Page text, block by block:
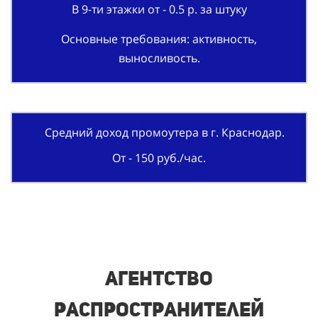
В 9-ти этажки от - 0.5 р. за штуку
Основные требования: активность,
выносливость.
Средний доход промоутера в г. Краснодар.
От - 150 руб./час.
Агентство
распространителей